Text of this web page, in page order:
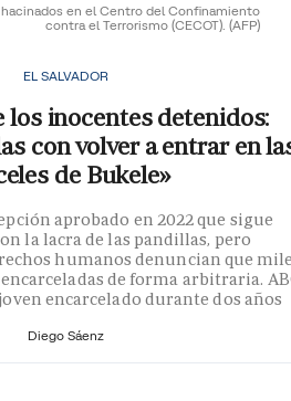
en el Centro del Confinamiento
contra el Terrorismo (CECOT). (AFP)
EL SALVADOR
los inocentes detenidos:
con volver a entrar en
de Bukele»
aprobado en 2022 que sigue
la lacra de las pandillas, pero
humanos denuncian que
de forma arbitraria.
encarcelado durante dos años
Diego Sáenz